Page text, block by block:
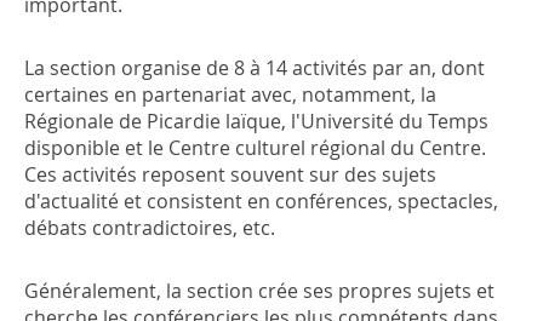
La section organise de 8 à 14 activités par an, dont
certaines en partenariat avec, notamment, la
Régionale de Picardie laïque, l'Université du Temps
disponible et le Centre culturel régional du Centre.
Ces activités reposent souvent sur des sujets
d'actualité et consistent en conférences, spectacles,
débats contradictoires, etc.
Généralement, la section crée ses propres sujets et